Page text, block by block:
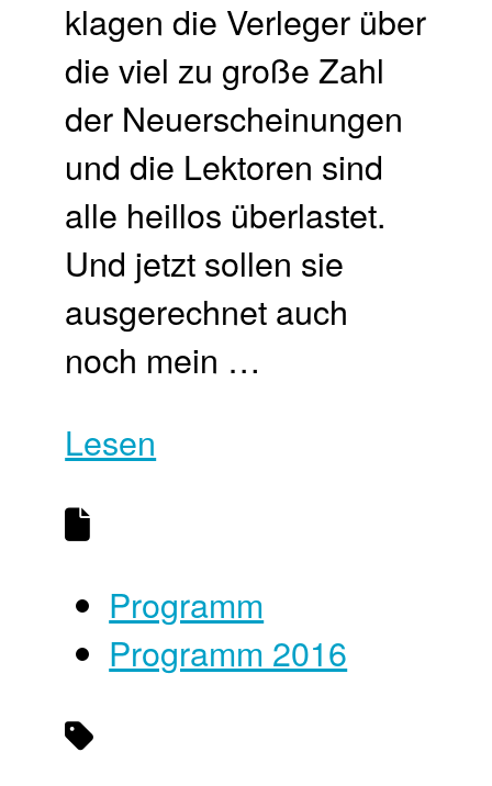
klagen die Verleger über
die viel zu große Zahl
der Neuerscheinungen
und die Lektoren sind
alle heillos überlastet.
Und jetzt sollen sie
ausgerechnet auch
noch mein …
Lesen
Programm
Programm 2016